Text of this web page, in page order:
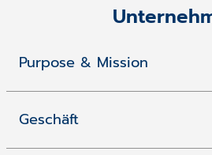
Purpose & Mission
Geschäft